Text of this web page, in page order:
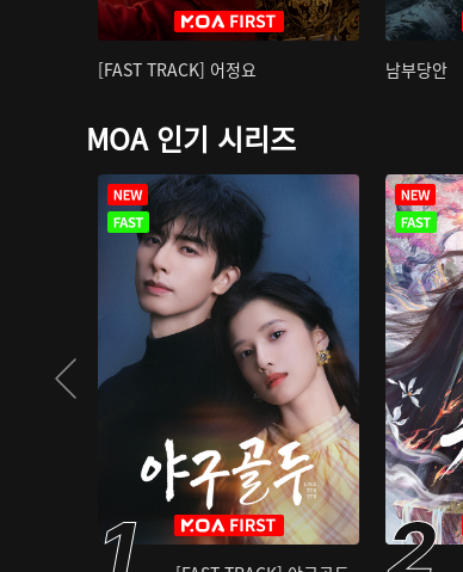
[FAST TRACK] 어정요 남부당안
MOA 인기 시리즈